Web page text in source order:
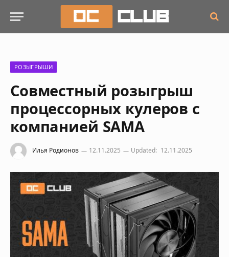
РОЗЫГРЫШИ
Совместный розыгрыш
процессорных кулеров с
компанией SAMA
Илья Родионов 12.11.2025 Updated: 12.11.2025